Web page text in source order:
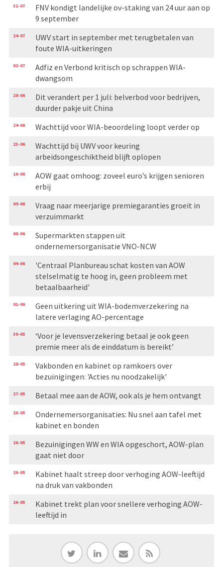
31-07
FNV kondigt landelijke ov-staking van 24 uur aan op
9 september
24-07
UWV start in september met terugbetalen van
foute WIA-uitkeringen
02-07
Adfiz en Verbond kritisch op schrappen WIA-
dwangsom
28-06
Dit verandert per 1 juli: belverbod voor bedrijven,
duurder pakje uit China
24-06 Wachttijd voor WIA-beoordeling loopt verder op
23-06
Wachttijd bij UWV voor keuring
arbeidsongeschiktheid blijft oplopen
16-06
AOW gaat omhoog: zoveel euro’s krijgen senioren
erbij
09-06
Vraag naar meerjarige premiegaranties groeit in
verzuimmarkt
08-06
Supermarkten stappen uit
ondernemersorganisatie VNO-NCW
04-06
'Centraal Planbureau schat kosten van AOW
stelselmatig te hoog in, geen probleem met
betaalbaarheid'
01-06
Geen uitkering uit WIA-bodemverzekering na
latere verlaging AO-percentage
30-05
‘Voor je levensverzekering betaal je ook geen
premie meer als de einddatum is bereikt’
28-05
Vakbonden en kabinet op ramkoers over
bezuinigingen: 'Acties nu noodzakelijk'
27-05 Betaal mee aan de AOW, ook als je hem ontvangt
26-05
Ondernemersorganisaties: Nu snel aan tafel met
kabinet en bonden
26-05
Bezuinigingen WW en WIA opgeschort, AOW-plan
gaat niet door
26-05
Kabinet haalt streep door verhoging AOW-leeftijd
na druk van vakbonden
26-05
Kabinet trekt plan voor snellere verhoging AOW-
leeftijd in